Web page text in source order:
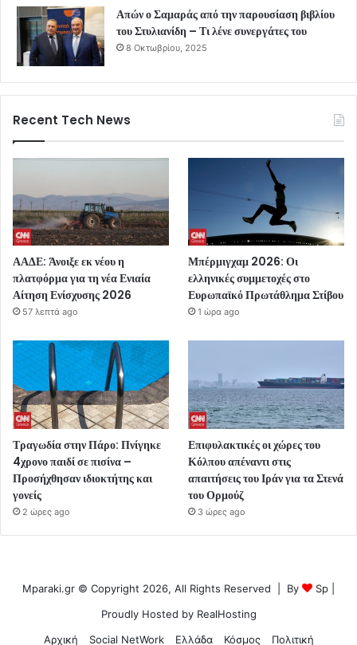
Απών ο Σαμαράς από την παρουσίαση βιβλίου
του Στυλιανίδη – Τι λένε συνεργάτες του
8 Οκτωβρίου, 2025
Recent Tech News
ΑΑΔΕ: Άνοιξε εκ νέου η
πλατφόρμα για τη νέα Ενιαία
Αίτηση Ενίσχυσης 2026
57 λεπτά ago
Μπέρμιγχαμ 2026: Οι
ελληνικές συμμετοχές στο
Ευρωπαϊκό Πρωτάθλημα Στίβου
1 ώρα ago
Τραγωδία στην Πάρο: Πνίγηκε
4χρονο παιδί σε πισίνα –
Προσήχθησαν ιδιοκτήτης και
γονείς
2 ώρες ago
Επιφυλακτικές οι χώρες του
Κόλπου απέναντι στις
απαιτήσεις του Ιράν για τα Στενά
του Ορμούζ
3 ώρες ago
Mparaki.gr © Copyright 2026, All Rights Reserved | By Sp
Proudly Hosted by RealHosting
Αρχική
Social NetWork Ελλάδα Κόσμος Πολιτική